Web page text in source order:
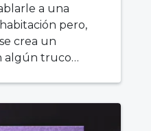
a una
pero,
crea un
algún truco…